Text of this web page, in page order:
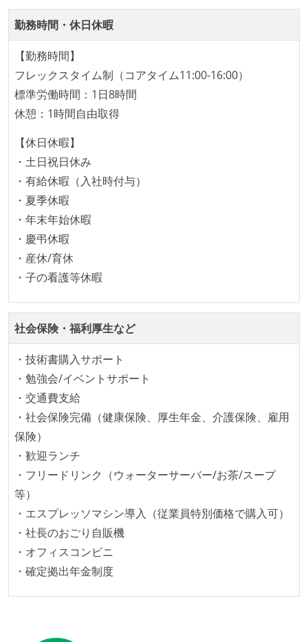
に準じるチーム内の打ち合わせを行っている
イテレーションの最後などに、定期的にチームでふり
かえりミーティングを行っている
タスク見積もりの単位には絶対量（人日など）ではな
く相対ポイントを用い、極力複数人の意見を調整する
形で行っている
継続的なデプロイ（デリバリー）を行っている
ワークフローの整備
全てのコードをバージョン管理ツールで管理している
各メンバーが実装したコードのマージは Pull Request
ベースで行われる
自動（＝システム化され、1コマンドで実行できる）
ビルド、自動デプロイ環境が整備されている
コードによるインフラ構成管理（Infrastructure as
オープンな情報共有
ドキュメントの整備やペアプロ、モブワークなど、ナ
レッジの共有を積極的に行っている（属人性を減らす
取り組みをしている）
大規模サービスの開発
同時接続ユーザー数（数千以上）
マイクロサービス化している
労働環境の自由度
週2日リモート勤務のハイブリットワーク（週3出社）
業務時間中に中抜けできる制度がある
2年以内に未就学児を子育てしながら働いていたエン
ジニアがいる
フレックスタイム制または裁量労働制を採用している
勤務時間・休日休暇
【勤務時間】
フレックスタイム制（コアタイム11:00-16:00）
標準労働時間：1日8時間
休憩：1時間自由取得
【休日休暇】
・土日祝日休み
・有給休暇（入社時付与）
・夏季休暇
・年末年始休暇
・慶弔休暇
・産休/育休
・子の看護等休暇
社会保険・福利厚生など
・技術書購入サポート
・勉強会/イベントサポート
・交通費支給
・社会保険完備（健康保険、厚生年金、介護保険、雇用
保険）
・歓迎ランチ
・フリードリンク（ウォーターサーバー/お茶/スープ
等）
・エスプレッソマシン導入（従業員特別価格で購入可）
・社長のおごり自販機
・オフィスコンビニ
・確定拠出年金制度